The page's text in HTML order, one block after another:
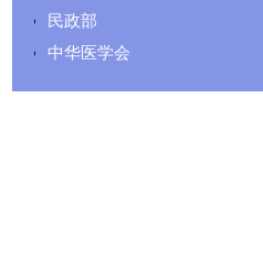
民政部
中华医学会